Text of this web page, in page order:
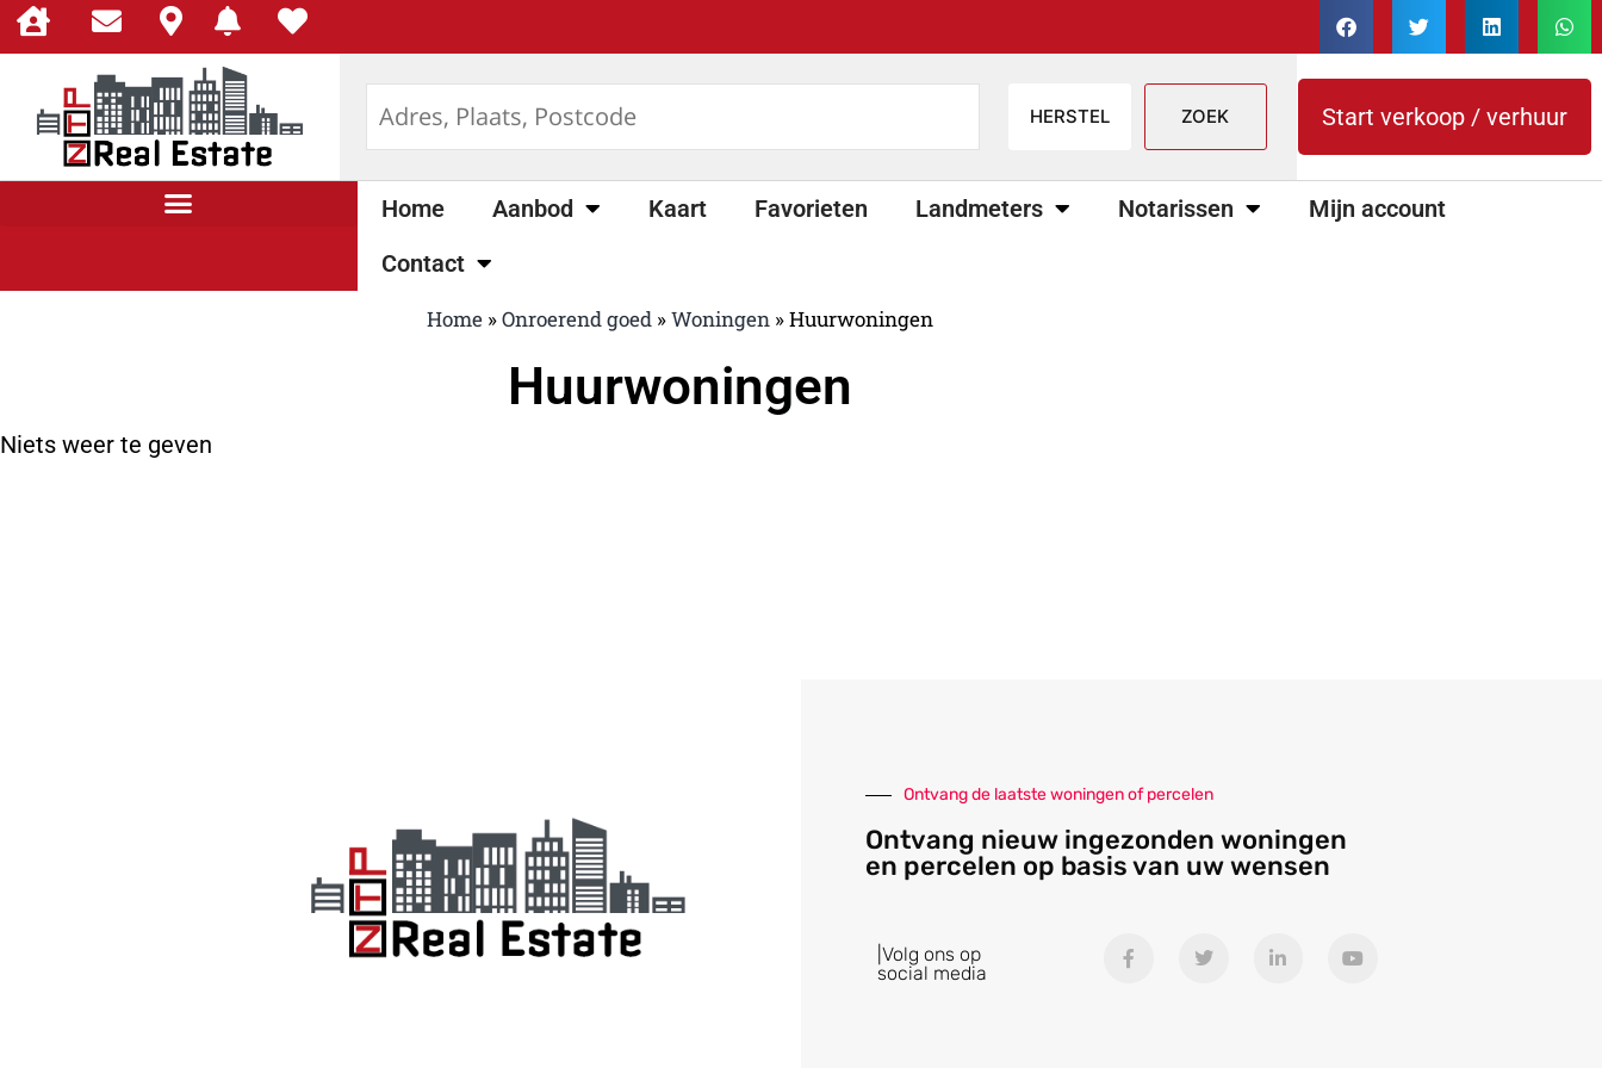
Start verkoop / verhuur
Home Aanbod Kaart Favorieten Landmeters Notarissen
Mijn account
Contact
Home»Onroerend goed»Woningen»Huurwoningen
Huurwoningen
Niets weer te geven
Ontvang de laatste woningen of percelen
Ontvang nieuw ingezonden woningen
en percelen op basis van uw wensen
|Volg ons op
social media